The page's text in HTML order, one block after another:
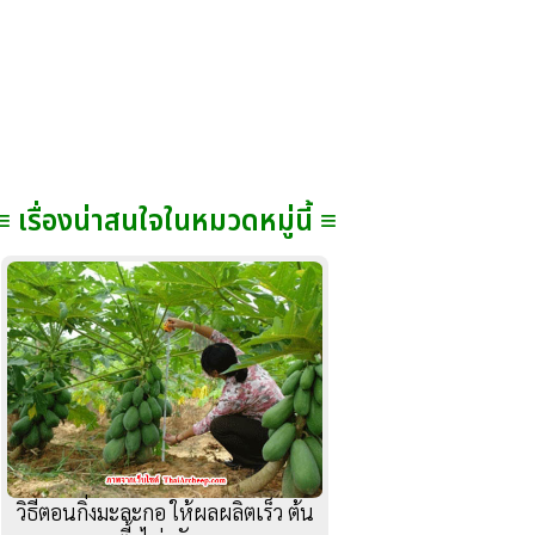
เรื่องน่าสนใจในหมวดหมู่นี้ ≡
วิธีตอนกิ่งมะละกอ ให้ผลผลิตเร็ว ต้น